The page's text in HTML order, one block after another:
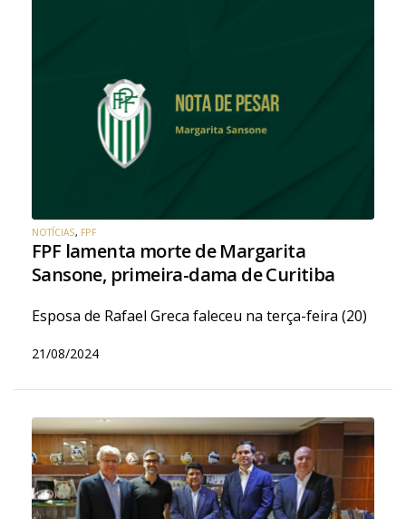
NOTÍCIAS, FPF
FPF lamenta morte de Margarita
Sansone, primeira-dama de Curitiba
Esposa de Rafael Greca faleceu na terça-feira (20)
21/08/2024